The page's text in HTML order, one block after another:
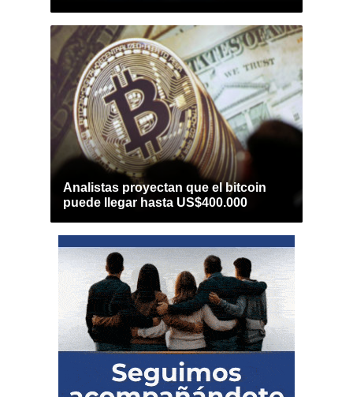
Analistas proyectan que el bitcoin
puede llegar hasta US$400.000